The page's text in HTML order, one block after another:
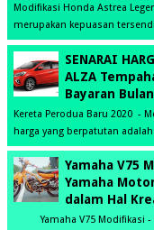
Modifikasi Honda Astrea
merupakan kepuasan
SENARAI
ALZA
Bayaran
Kereta Perodua Baru 2020 -
harga yang berpatutan
Yamaha V75
Yamaha
dalam Hal
Yamaha V75 Modifikasi -